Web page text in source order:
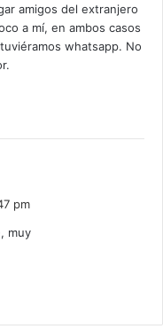
amigos del extranjero
a mí, en ambos casos
whatsapp. No
pm
muy